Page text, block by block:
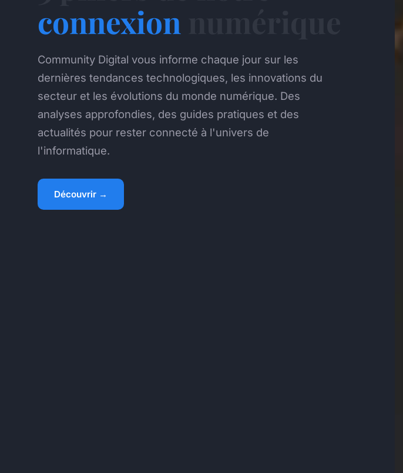
connexion
Community Digital vous informe chaque jour sur les
dernières tendances technologiques, les innovations du
secteur et les évolutions du monde numérique. Des
analyses approfondies, des guides pratiques et des
actualités pour rester connecté à l'univers de
l'informatique.
Découvrir →